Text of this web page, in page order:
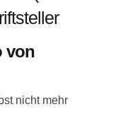
von
nicht mehr